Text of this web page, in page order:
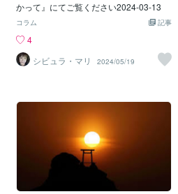
かって』にてご覧ください2024-03-13
記事
コラム
4
シビュラ・マリ
2024/05/19